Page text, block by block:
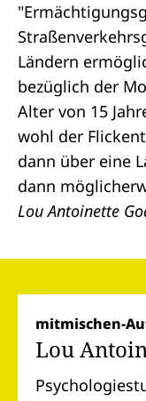
Ländern
bezüglich der
Alter von 15
wohl der
dann über eine
dann
Lou Antoinette
mitmischen-
Lou